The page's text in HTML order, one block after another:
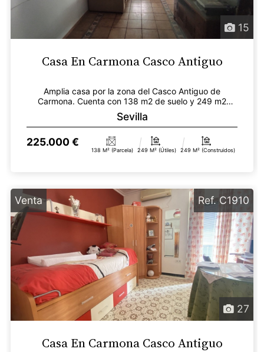
15
Casa En Carmona Casco Antiguo
Amplia casa por la zona del Casco Antiguo de
Carmona. Cuenta con 138 m2 de suelo y 249 m2
construidos. Se...
Sevilla
225.000 €
138 M² (parcela) 249 M² (útiles) 249 M² (construidos)
Venta
27
Ref. C1910
Casa En Carmona Casco Antiguo